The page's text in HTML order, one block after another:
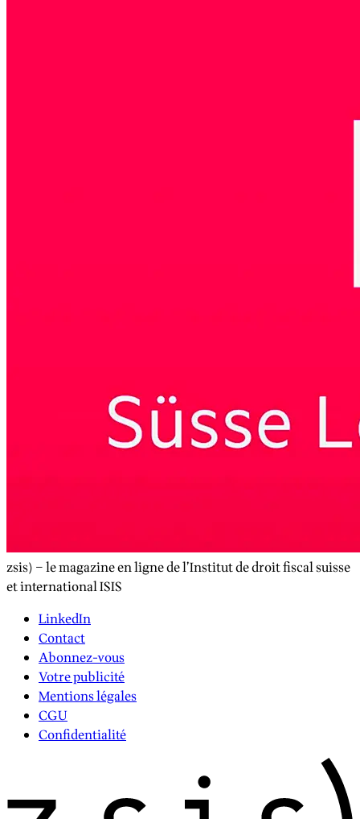
zsis) – le magazine en ligne de l’Institut de droit fiscal suisse
et international ISIS
LinkedIn
Contact
Abonnez-vous
Votre publicité
Mentions légales
CGU
Confidentialité